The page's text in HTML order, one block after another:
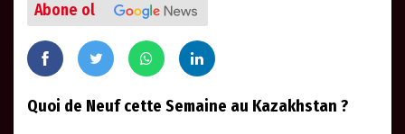
Abone ol
Quoi de Neuf cette Semaine au Kazakhstan ?